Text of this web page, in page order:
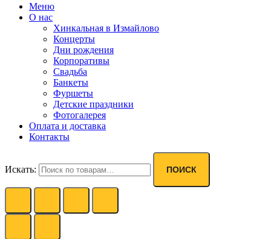
Меню
О нас
Хинкальная в Измайлово
Концерты
Дни рождения
Корпоративы
Свадьба
Банкеты
Фуршеты
Детские праздники
Фотогалерея
Оплата и доставка
Контакты
Искать: ПОИСК